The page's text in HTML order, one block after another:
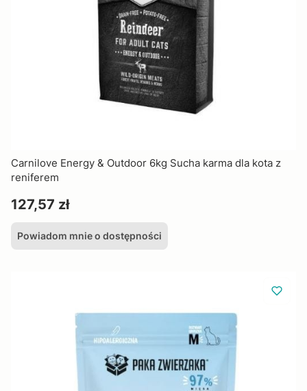
Carnilove Energy & Outdoor 6kg Sucha karma dla kota z
reniferem
Cena
127,57 zł
Powiadom mnie o dostępności